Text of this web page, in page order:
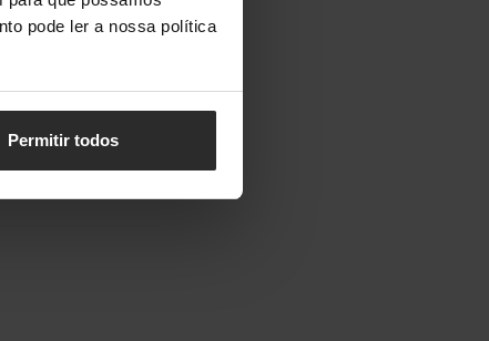
pode ler a nossa política
Permitir todos